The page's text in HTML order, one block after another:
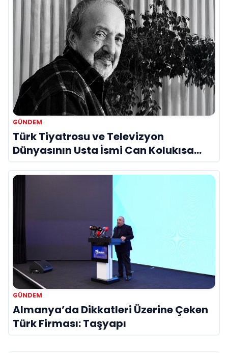
GÜNDEM
Türk Tiyatrosu ve Televizyon
Dünyasının Usta İsmi Can Kolukısa
Hayatını Kaybetti
GÜNDEM
Almanya’da Dikkatleri Üzerine Çeken
Türk Firması: Taşyapı